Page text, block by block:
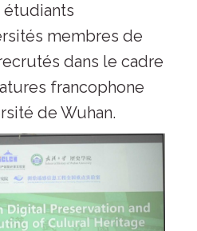
étudiants
membres de
dans le cadre
francophone
de Wuhan.